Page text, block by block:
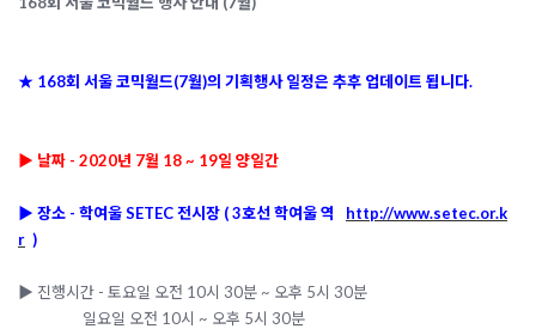
★ 168회 서울 코믹월드(7월)의 기획행사 일정은 추후 업데이트 됩니다.
▶ 날짜 - 2020년 7월 18 ~ 19일 양일간
▶ 장소 - 학여울 SETEC 전시장 ( 3호선 학여울 역
http://www.setec.or.k
r )
▶ 진행시간 - 토요일 오전 10시 30분 ~ 오후 5시 30분
일요일 오전 10시 ~ 오후 5시 30분